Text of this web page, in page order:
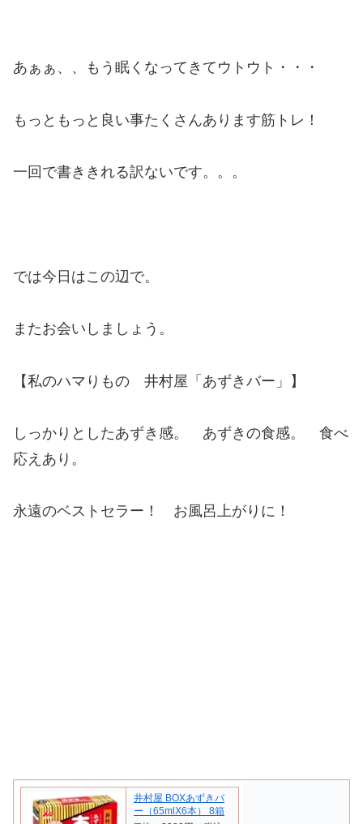
あぁぁ、、もう眠くなってきてウトウト・・・
もっともっと良い事たくさんあります筋トレ！
一回で書ききれる訳ないです。。。
では今日はこの辺で。
またお会いしましょう。
【私のハマりもの 井村屋「あずきバー」】
しっかりとしたあずき感。 あずきの食感。 食べ
応えあり。
永遠のベストセラー！ お風呂上がりに！
井村屋 BOXあずきバ
ー（65mlX6本） 8箱